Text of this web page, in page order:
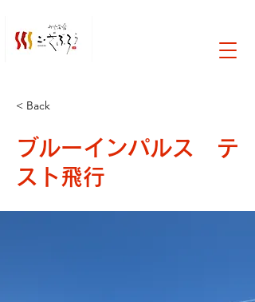
< Back
ブルーインパルス テ
スト飛行